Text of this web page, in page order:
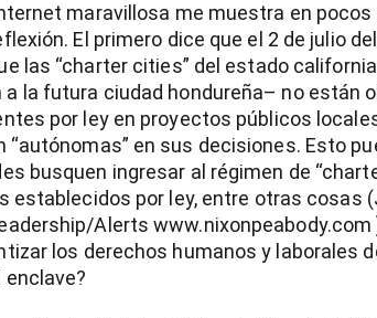
maravillosa me muestra en
El primero dice que el 2 de julio
las “charter cities” del estado
a la futura ciudad hondureña– no están
por ley en proyectos públicos
“autónomas” en sus decisiones. Esto
busquen ingresar al régimen de
establecidos por ley, entre otras cosas
Alerts www.nixonpeabody.com
los derechos humanos y laborales
enclave?